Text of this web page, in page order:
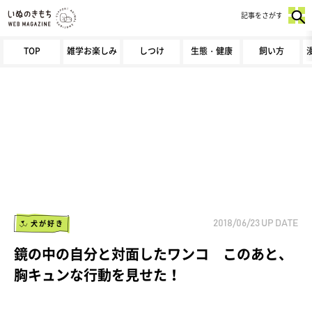
TOP 雑学お楽しみ しつけ 生態・健康 飼い方
記事をさがす
犬が好き 2018/06/23 UP DATE
鏡の中の自分と対面したワンコ このあと、
胸キュンな行動を見せた！